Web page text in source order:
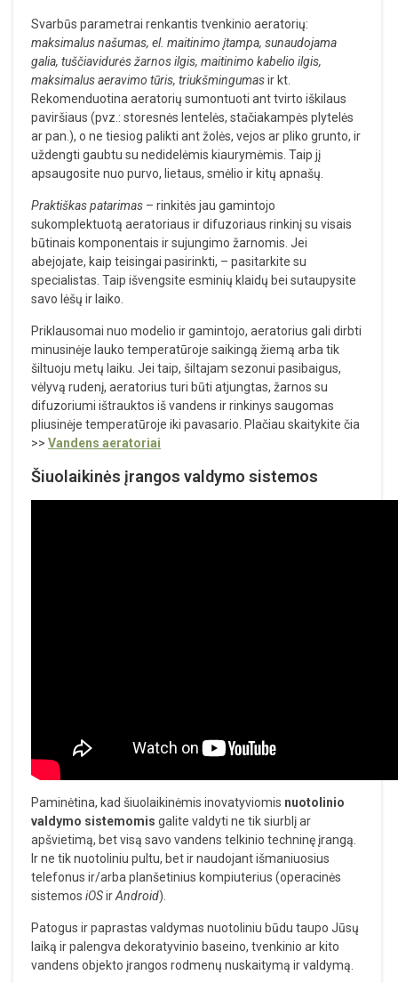
Svarbūs parametrai renkantis tvenkinio aeratorių:
maksimalus našumas, el. maitinimo įtampa, sunaudojama
galia, tuščiavidurės žarnos ilgis, maitinimo kabelio ilgis,
maksimalus aeravimo tūris, triukšmingumasir kt.
Rekomenduotina aeratorių sumontuoti ant tvirto iškilaus
paviršiaus (pvz.: storesnės lentelės, stačiakampės plytelės
ar pan.), o ne tiesiog palikti ant žolės, vejos ar pliko grunto, ir
uždengti gaubtu su nedidelėmis kiaurymėmis. Taip jį
apsaugosite nuo purvo, lietaus, smėlio ir kitų apnašų.
Praktiškas patarimas – rinkitės jau gamintojo
sukomplektuotą aeratoriaus ir difuzoriaus rinkinį su visais
būtinais komponentais ir sujungimo žarnomis. Jei
abejojate, kaip teisingai pasirinkti, – pasitarkite su
specialistas. Taip išvengsite esminių klaidų bei sutaupysite
savo lėšų ir laiko.
Priklausomai nuo modelio ir gamintojo, aeratorius gali dirbti
minusinėje lauko temperatūroje saikingą žiemą arba tik
šiltuoju metų laiku. Jei taip, šiltajam sezonui pasibaigus,
vėlyvą rudenį, aeratorius turi būti atjungtas, žarnos su
difuzoriumi ištrauktos iš vandens ir rinkinys saugomas
pliusinėje temperatūroje iki pavasario. Plačiau skaitykite čia
>> Vandens aeratoriai
Šiuolaikinės įrangos valdymo sistemos
Paminėtina, kad šiuolaikinėmis inovatyviomis nuotolinio
valdymo sistemomis galite valdyti ne tik siurblį ar
apšvietimą, bet visą savo vandens telkinio techninę įrangą.
Ir ne tik nuotoliniu pultu, bet ir naudojant išmaniuosius
telefonus ir/arba planšetinius kompiuterius (operacinės
sistemos iOSirAndroid).
Patogus ir paprastas valdymas nuotoliniu būdu taupo Jūsų
laiką ir palengva dekoratyvinio baseino, tvenkinio ar kito
vandens objekto įrangos rodmenų nuskaitymą ir valdymą.